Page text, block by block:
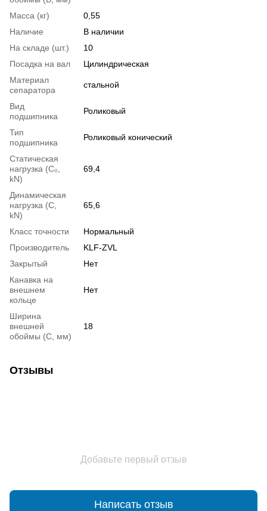
Масса (кг)
0,55
Наличие
В наличии
На складе (шт.)
10
Посадка на вал
Цилиндрическая
Материал
сепаратора
стальной
Вид
подшипника
Роликовый
Тип
подшипника
Роликовый конический
Статическая
нагрузка (С₀,
kN)
69,4
Динамическая
нагрузка (С,
kN)
65,6
Класс точности
Нормальный
Производитель
KLF-ZVL
Закрытый
Нет
Канавка на
внешнем
кольце
Нет
Ширина
внешней
обоймы (С, мм)
18
Отзывы
Добавьте первый отзыв
Написать отзыв